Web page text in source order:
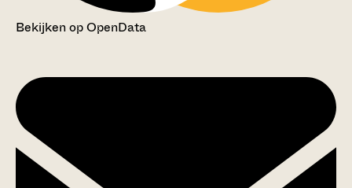
Bekijken op OpenData